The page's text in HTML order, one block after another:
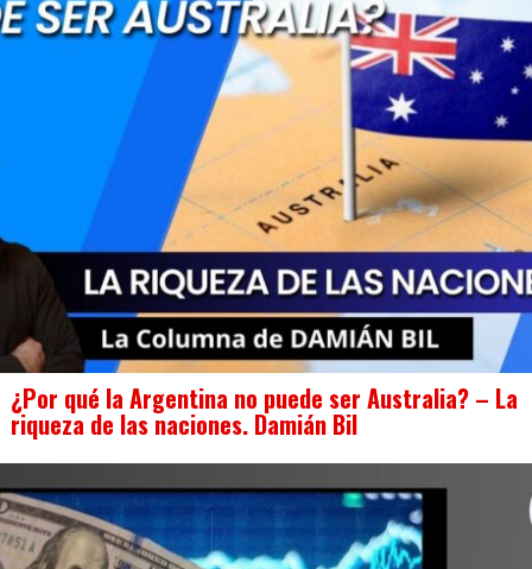
¿Por qué la Argentina no puede ser Australia? – La
riqueza de las naciones. Damián Bil